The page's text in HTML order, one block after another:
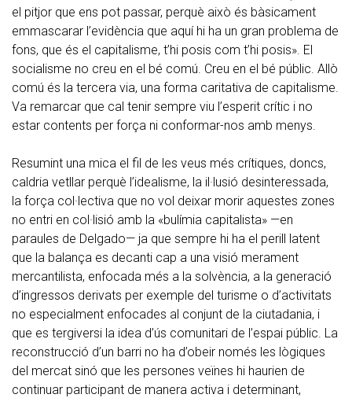
el pitjor que ens pot passar, perquè això és bàsicament
emmascarar l’evidència que aquí hi ha un gran problema de
fons, que és el capitalisme, t’hi posis com t’hi posis». El
socialisme no creu en el bé comú. Creu en el bé públic. Allò
comú és la tercera via, una forma caritativa de capitalisme.
Va remarcar que cal tenir sempre viu l’esperit crític i no
estar contents per força ni conformar-nos amb menys.
Resumint una mica el fil de les veus més crítiques, doncs,
caldria vetllar perquè l’idealisme, la il·lusió desinteressada,
la força col·lectiva que no vol deixar morir aquestes zones
no entri en col·lisió amb la «bulímia capitalista» —en
paraules de Delgado— ja que sempre hi ha el perill latent
que la balança es decanti cap a una visió merament
mercantilista, enfocada més a la solvència, a la generació
d’ingressos derivats per exemple del turisme o d’activitats
no especialment enfocades al conjunt de la ciutadania, i
que es tergiversi la idea d’ús comunitari de l’espai públic. La
reconstrucció d’un barri no ha d’obeir només les lògiques
del mercat sinó que les persones veïnes hi haurien de
continuar participant de manera activa i determinant,